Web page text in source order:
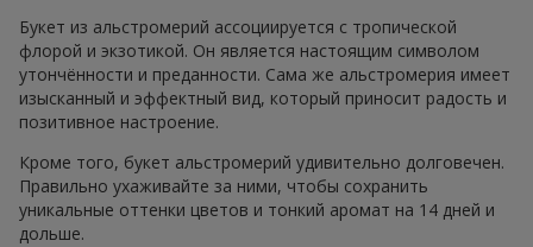
Букет из альстромерий ассоциируется с тропической
флорой и экзотикой. Он является настоящим символом
утончённости и преданности. Сама же альстромерия имеет
изысканный и эффектный вид, который приносит радость и
позитивное настроение.
Кроме того, букет альстромерий удивительно долговечен.
Правильно ухаживайте за ними, чтобы сохранить
уникальные оттенки цветов и тонкий аромат на 14 дней и
дольше.